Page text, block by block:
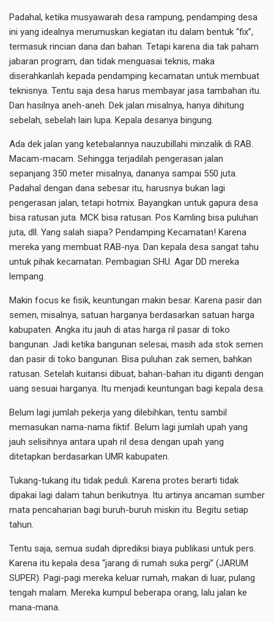
Padahal, ketika musyawarah desa rampung, pendamping desa
ini yang idealnya merumuskan kegiatan itu dalam bentuk “fix”,
termasuk rincian dana dan bahan. Tetapi karena dia tak paham
jabaran program, dan tidak menguasai teknis, maka
diserahkanlah kepada pendamping kecamatan untuk membuat
teknisnya. Tentu saja desa harus membayar jasa tambahan itu.
Dan hasilnya aneh-aneh. Dek jalan misalnya, hanya dihitung
sebelah, sebelah lain lupa. Kepala desanya bingung.
Ada dek jalan yang ketebalannya nauzubillahi minzalik di RAB.
Macam-macam. Sehingga terjadilah pengerasan jalan
sepanjang 350 meter misalnya, dananya sampai 550 juta.
Padahal dengan dana sebesar itu, harusnya bukan lagi
pengerasan jalan, tetapi hotmix. Bayangkan untuk gapura desa
bisa ratusan juta. MCK bisa ratusan. Pos Kamling bisa puluhan
juta, dll. Yang salah siapa? Pendamping Kecamatan! Karena
mereka yang membuat RAB-nya. Dan kepala desa sangat tahu
untuk pihak kecamatan. Pembagian SHU. Agar DD mereka
lempang.
Makin focus ke fisik, keuntungan makin besar. Karena pasir dan
semen, misalnya, satuan harganya berdasarkan satuan harga
kabupaten. Angka itu jauh di atas harga ril pasar di toko
bangunan. Jadi ketika bangunan selesai, masih ada stok semen
dan pasir di toko bangunan. Bisa puluhan zak semen, bahkan
ratusan. Setelah kuitansi dibuat, bahan-bahan itu diganti dengan
uang sesuai harganya. Itu menjadi keuntungan bagi kepala desa.
Belum lagi jumlah pekerja yang dilebihkan, tentu sambil
memasukan nama-nama fiktif. Belum lagi jumlah upah yang
jauh selisihnya antara upah ril desa dengan upah yang
ditetapkan berdasarkan UMR kabupaten.
Tukang-tukang itu tidak peduli. Karena protes berarti tidak
dipakai lagi dalam tahun berikutnya. Itu artinya ancaman sumber
mata pencaharian bagi buruh-buruh miskin itu. Begitu setiap
tahun.
Tentu saja, semua sudah diprediksi biaya publikasi untuk pers.
Karena itu kepala desa “jarang di rumah suka pergi” (JARUM
SUPER). Pagi-pagi mereka keluar rumah, makan di luar, pulang
tengah malam. Mereka kumpul beberapa orang, lalu jalan ke
mana-mana.